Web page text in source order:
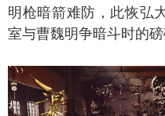
明枪暗箭难防，此恢弘
室与曹魏明争暗斗时的磅